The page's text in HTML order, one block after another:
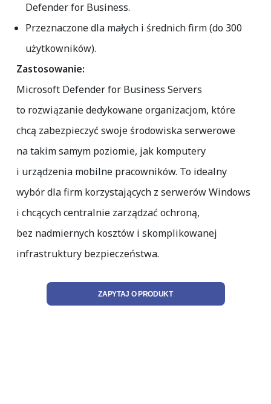
Defender for Business.
Przeznaczone dla małych i średnich firm (do 300
użytkowników).
Zastosowanie:
Microsoft Defender for Business Servers
to rozwiązanie dedykowane organizacjom, które
chcą zabezpieczyć swoje środowiska serwerowe
na takim samym poziomie, jak komputery
i urządzenia mobilne pracowników. To idealny
wybór dla firm korzystających z serwerów Windows
i chcących centralnie zarządzać ochroną,
bez nadmiernych kosztów i skomplikowanej
infrastruktury bezpieczeństwa.
ZAPYTAJ O PRODUKT